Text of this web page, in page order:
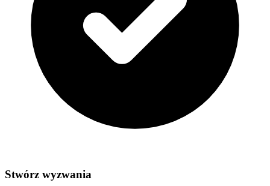
Stwórz wyzwania